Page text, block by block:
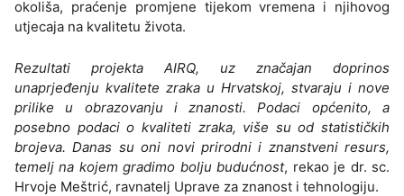
okoliša, praćenje promjene tijekom vremena i njihovog
utjecaja na kvalitetu života.
Rezultati projekta AIRQ, uz značajan doprinos
unaprjeđenju kvalitete zraka u Hrvatskoj, stvaraju i nove
prilike u obrazovanju i znanosti. Podaci općenito, a
posebno podaci o kvaliteti zraka, više su od statističkih
brojeva. Danas su oni novi prirodni i znanstveni resurs,
temelj na kojem gradimo bolju budućnost, rekao je dr. sc.
Hrvoje Meštrić, ravnatelj Uprave za znanost i tehnologiju.